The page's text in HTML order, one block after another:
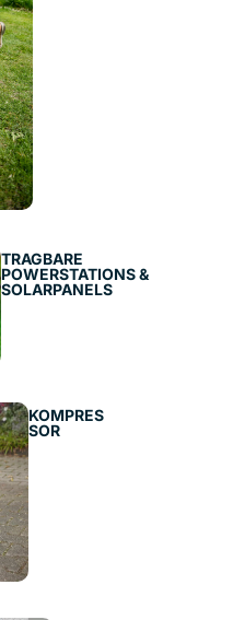
TRAGBARE
POWERSTATIONS &
SOLARPANELS
KOMPRES
SOR